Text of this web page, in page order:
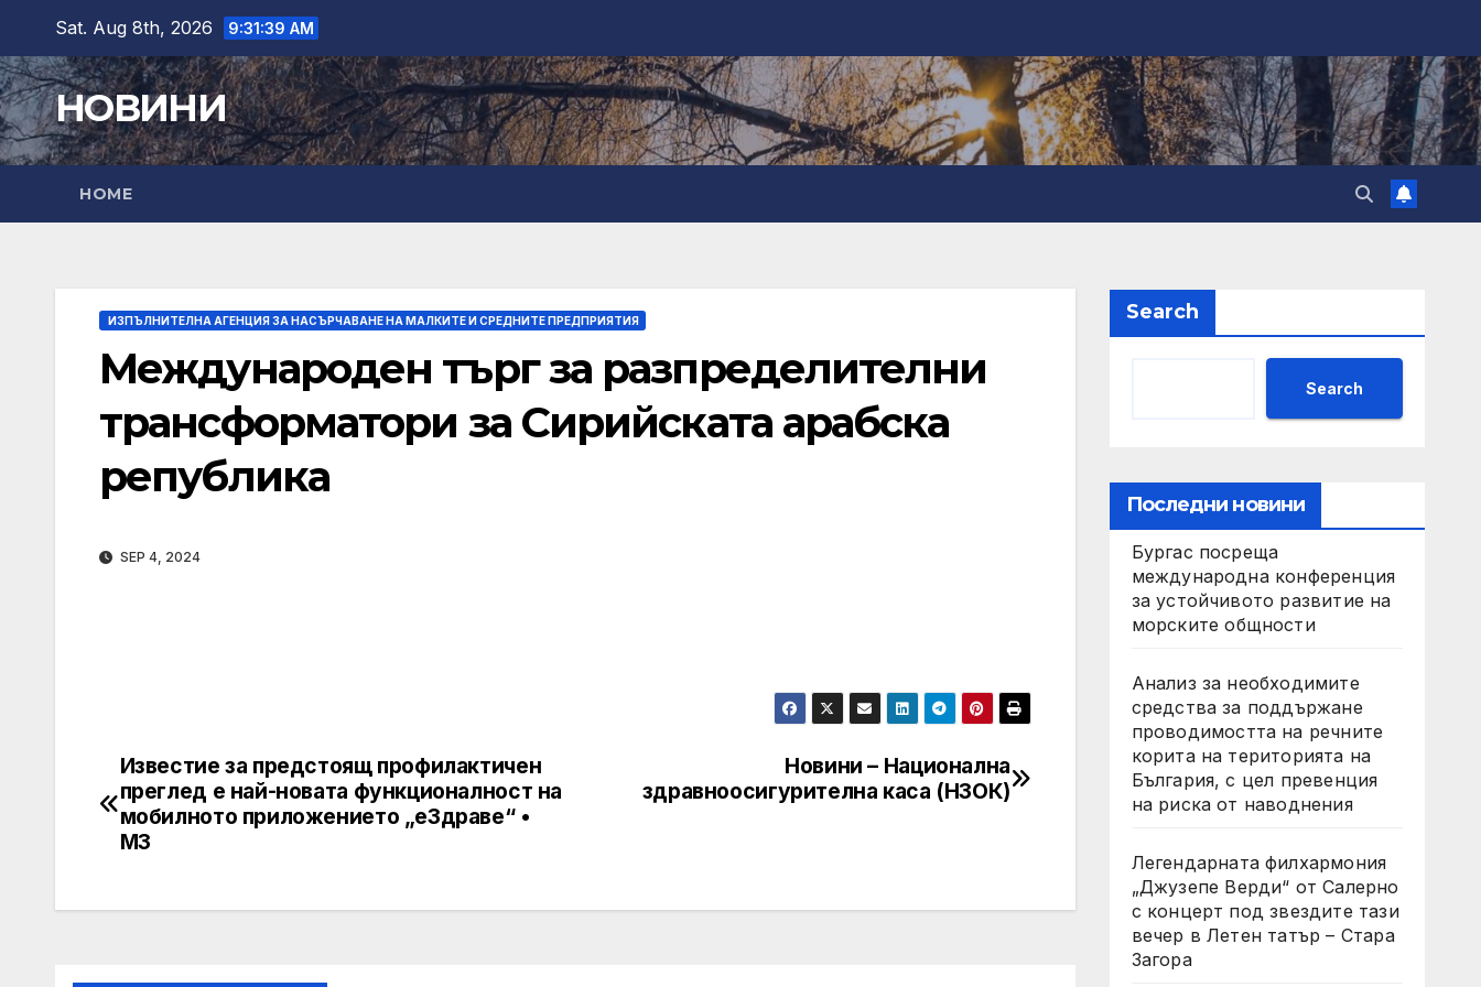
content
Sat. Aug 8th, 2026 9:31:40 AM
НОВИНИ
HOME
ИЗПЪЛНИТЕЛНА АГЕНЦИЯ ЗА НАСЪРЧАВАНЕ НА МАЛКИТЕ И СРЕДНИТЕ ПРЕДПРИЯТИЯ
Международен търг за разпределителни
трансформатори за Сирийската арабска
република
SEP 4, 2024
Post
navigation
Новини – Национална
здравноосигурителна каса (НЗОК)
Известие за предстоящ профилактичен
преглед е най-новата функционалност на
мобилното приложението „еЗдраве“ •
МЗ
Search
Search
Последни новини
Бургас посреща
международна конференция
за устойчивото развитие на
морските общности
Анализ за необходимите
средства за поддържане
проводимостта на речните
корита на територията на
България, с цел превенция
на риска от наводнения
Легендарната филхармония
„Джузепе Верди“ от Салерно
с концерт под звездите тази
вечер в Летен татър – Стара
Загора